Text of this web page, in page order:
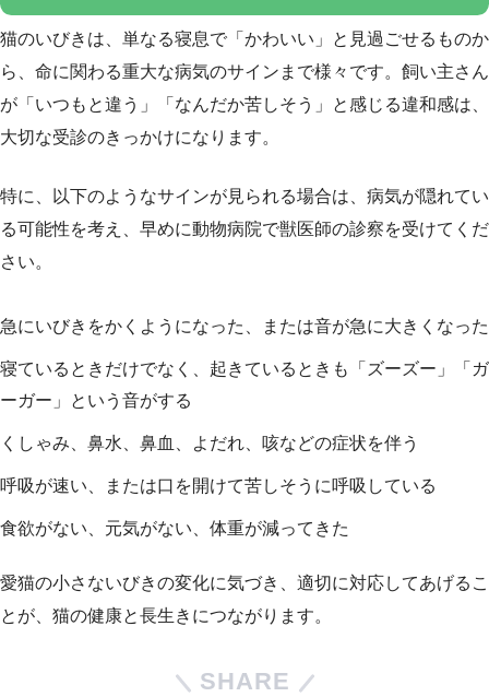
猫のいびきは、単なる寝息で「かわいい」と見過ごせるものか
ら、命に関わる重大な病気のサインまで様々です。飼い主さん
が「いつもと違う」「なんだか苦しそう」と感じる違和感は、
大切な受診のきっかけになります。
特に、以下のようなサインが見られる場合は、病気が隠れてい
る可能性を考え、早めに動物病院で獣医師の診察を受けてくだ
さい。
急にいびきをかくようになった、または音が急に大きくなった
寝ているときだけでなく、起きているときも「ズーズー」「ガ
ーガー」という音がする
くしゃみ、鼻水、鼻血、よだれ、咳などの症状を伴う
呼吸が速い、または口を開けて苦しそうに呼吸している
食欲がない、元気がない、体重が減ってきた
愛猫の小さないびきの変化に気づき、適切に対応してあげるこ
とが、猫の健康と長生きにつながります。
SHARE